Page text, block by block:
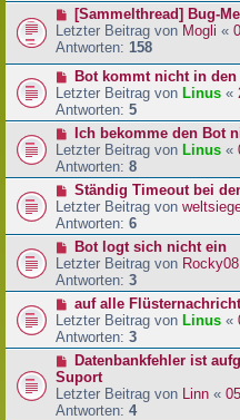
[Sammelthread] Bug-
Letzter Beitrag von Mogli «
Antworten: 158
Bot kommt nicht in den
Letzter Beitrag von Linus «
Antworten: 5
Ich bekomme den Bot
Letzter Beitrag von Linus «
Antworten: 8
Ständig Timeout bei
Letzter Beitrag von
Antworten: 6
Bot logt sich nicht ein
Letzter Beitrag von
Antworten: 3
auf alle
Letzter Beitrag von Linus «
Antworten: 3
Datenbankfehler ist
Suport
Letzter Beitrag von
Linn «
Antworten: 4